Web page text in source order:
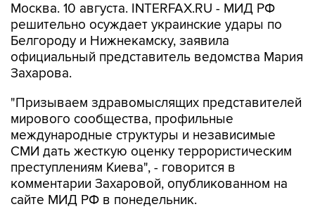
Москва. 10 августа. INTERFAX.RU - МИД РФ
решительно осуждает украинские удары по
Белгороду и Нижнекамску, заявила
официальный представитель ведомства Мария
Захарова.
"Призываем здравомыслящих представителей
мирового сообщества, профильные
международные структуры и независимые
СМИ дать жесткую оценку террористическим
преступлениям Киева", - говорится в
комментарии Захаровой, опубликованном на
сайте МИД РФ в понедельник.